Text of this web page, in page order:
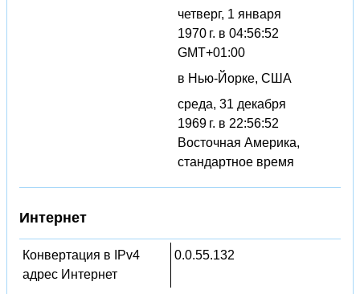
четверг, 1 января
1970 г. в 04:56:52
GMT+01:00
в Нью-Йорке, США
среда, 31 декабря
1969 г. в 22:56:52
Восточная Америка,
стандартное время
Интернет
Конвертация в IPv4
адрес Интернет
0.0.55.132